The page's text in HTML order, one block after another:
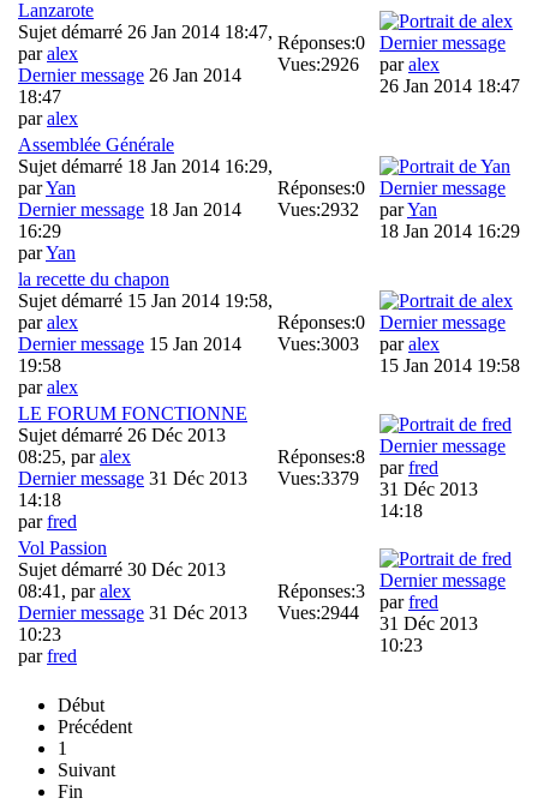
Lanzarote
Sujet démarré 26 Jan 2014 18:47,
paralex
Dernier message 26 Jan 2014
18:47
paralex
Réponses:0
Vues:2926
Dernier message
paralex
26 Jan 2014 18:47
Assemblée Générale
Sujet démarré 18 Jan 2014 16:29,
parYan
Dernier message 18 Jan 2014
16:29
parYan
Réponses:0
Vues:2932
Dernier message
parYan
18 Jan 2014 16:29
la recette du chapon
Sujet démarré 15 Jan 2014 19:58,
paralex
Dernier message 15 Jan 2014
19:58
paralex
Réponses:0
Vues:3003
Dernier message
paralex
15 Jan 2014 19:58
LE FORUM FONCTIONNE
Sujet démarré 26 Déc 2013
08:25, paralex
Dernier message 31 Déc 2013
14:18
parfred
Réponses:8
Vues:3379
Dernier message
parfred
31 Déc 2013
14:18
Vol Passion
Sujet démarré 30 Déc 2013
08:41, paralex
Dernier message 31 Déc 2013
10:23
parfred
Réponses:3
Vues:2944
Dernier message
parfred
31 Déc 2013
10:23
Début
Précédent
1
Suivant
Fin